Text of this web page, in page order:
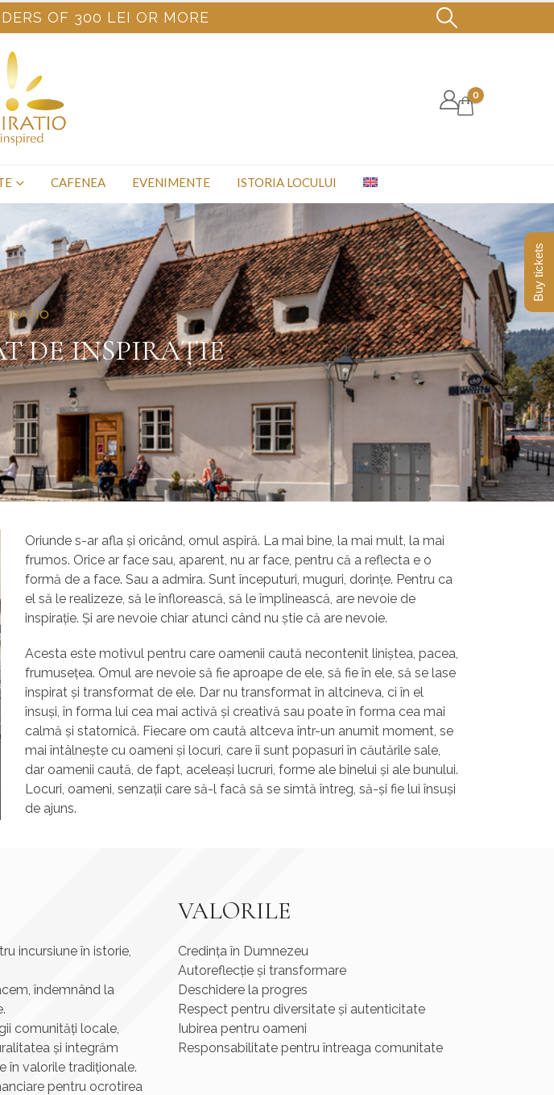
OF 300 LEI OR MORE
0
CAFENEA EVENIMENTE ISTORIA LOCULUI
DE INSPIRAȚIE
Oriunde s-ar afla și oricând, omul aspiră. La mai bine, la mai mult, la mai
frumos. Orice ar face sau, aparent, nu ar face, pentru că a reflecta e o
formă de a face. Sau a admira. Sunt începuturi, muguri, dorințe. Pentru ca
el să le realizeze, să le înflorească, să le împlinească, are nevoie de
inspirație. Și are nevoie chiar atunci când nu știe că are nevoie.
Acesta este motivul pentru care oamenii caută necontenit liniștea, pacea,
frumusețea. Omul are nevoie să fie aproape de ele, să fie în ele, să se lase
inspirat și transformat de ele. Dar nu transformat în altcineva, ci în el
însuși, în forma lui cea mai activă și creativă sau poate în forma cea mai
calmă și statornică. Fiecare om caută altceva într-un anumit moment, se
mai întâlnește cu oameni și locuri, care îi sunt popasuri în căutările sale,
dar oamenii caută, de fapt, aceleași lucruri, forme ale binelui și ale bunului.
Locuri, oameni, senzații care să-l facă să se simtă întreg, să-și fie lui însuși
de ajuns.
incursiune în istorie,
îndemnând la
comunități locale,
și integrăm
în valorile tradiționale.
pentru ocrotirea
VALORILE
Credința în Dumnezeu
Autoreflecție și transformare
Deschidere la progres
Respect pentru diversitate și autenticitate
Iubirea pentru oameni
Responsabilitate pentru întreaga comunitate
Buy tickets